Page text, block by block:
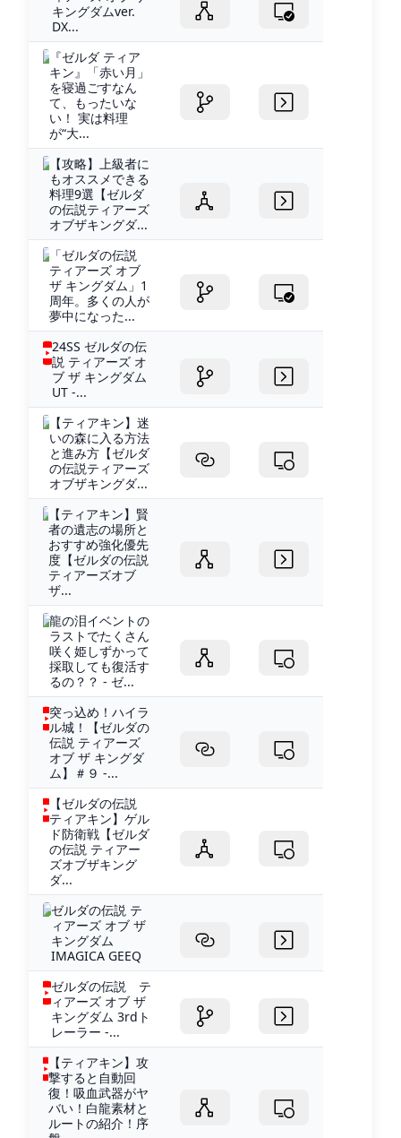
キングダムver.
DX...
『ゼルダ ティア
キン』「赤い月」
を寝過ごすなん
て、もったいな
い！ 実は料理
が“大...
【攻略】上級者に
もオススメできる
料理9選【ゼルダ
の伝説ティアーズ
オブザキングダ...
「ゼルダの伝説
ティアーズ オブ
ザ キングダム」1
周年。多くの人が
夢中になった...
24SS ゼルダの伝
説 ティアーズ オ
ブ ザ キングダム
UT -...
【ティアキン】迷
いの森に入る方法
と進み方【ゼルダ
の伝説ティアーズ
オブザキングダ...
【ティアキン】賢
者の遺志の場所と
おすすめ強化優先
度【ゼルダの伝説
ティアーズオブ
ザ...
龍の泪イベントの
ラストでたくさん
咲く姫しずかって
採取しても復活す
るの？？ - ゼ...
突っ込め！ハイラ
ル城！【ゼルダの
伝説 ティアーズ
オブ ザ キングダ
ム】＃９ -...
【ゼルダの伝説
ティアキン】ゲル
ド防衛戦【ゼルダ
の伝説 ティアー
ズオブザキング
ダ...
ゼルダの伝説 テ
ィアーズ オブ ザ
キングダム
IMAGICA GEEQ
ゼルダの伝説 テ
ィアーズ オブ ザ
キングダム 3rdト
レーラー -...
【ティアキン】攻
撃すると自動回
復！吸血武器がヤ
バい！白龍素材と
ルートの紹介！序